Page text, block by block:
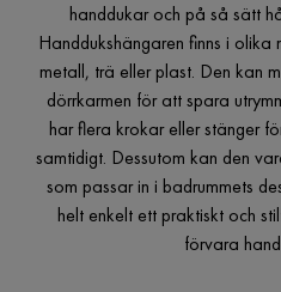
handdukar och på så sätt
Handdukshängaren finns i
metall, trä eller plast. Den kan
dörrkarmen för att spara
har flera krokar eller stänger
samtidigt. Dessutom kan den
som passar in i badrummets
helt enkelt ett praktiskt och
förvara